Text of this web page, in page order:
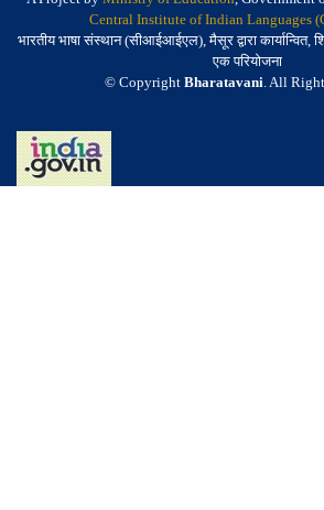
Central Institute of Indian Languages
भारतीय भाषा संस्थान (सीआईआईएल), मैसूर द्वारा कार्यान्वित,
एक परियोजना
© Copyright Bharatavani. All